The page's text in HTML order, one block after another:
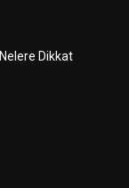
Dikkat